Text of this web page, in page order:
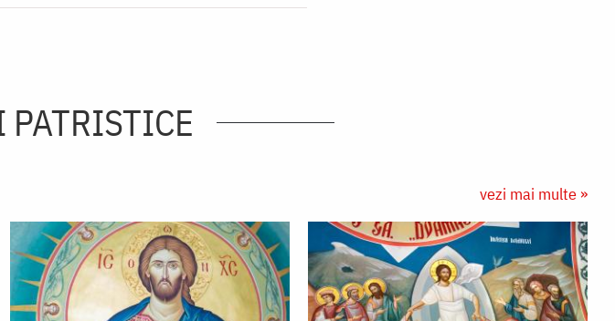
vezi mai multe »